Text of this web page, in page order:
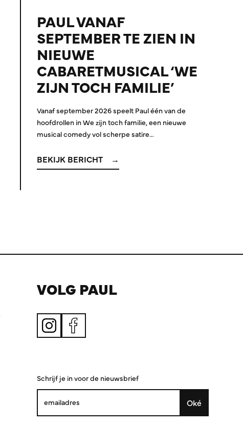
PAUL VANAF
SEPTEMBER TE ZIEN IN
NIEUWE
CABARETMUSICAL ‘WE
ZIJN TOCH FAMILIE’
Vanaf september 2026 speelt Paul één van de
hoofdrollen in We zijn toch familie, een nieuwe
musical comedy vol scherpe satire…
BEKIJK BERICHT
VOLG PAUL
Schrijf je in voor de nieuwsbrief
Oké